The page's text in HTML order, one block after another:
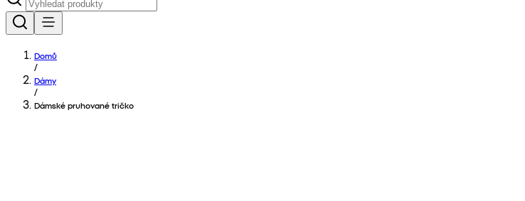
Domů
/
Dámy
/
Dámské pruhované tričko